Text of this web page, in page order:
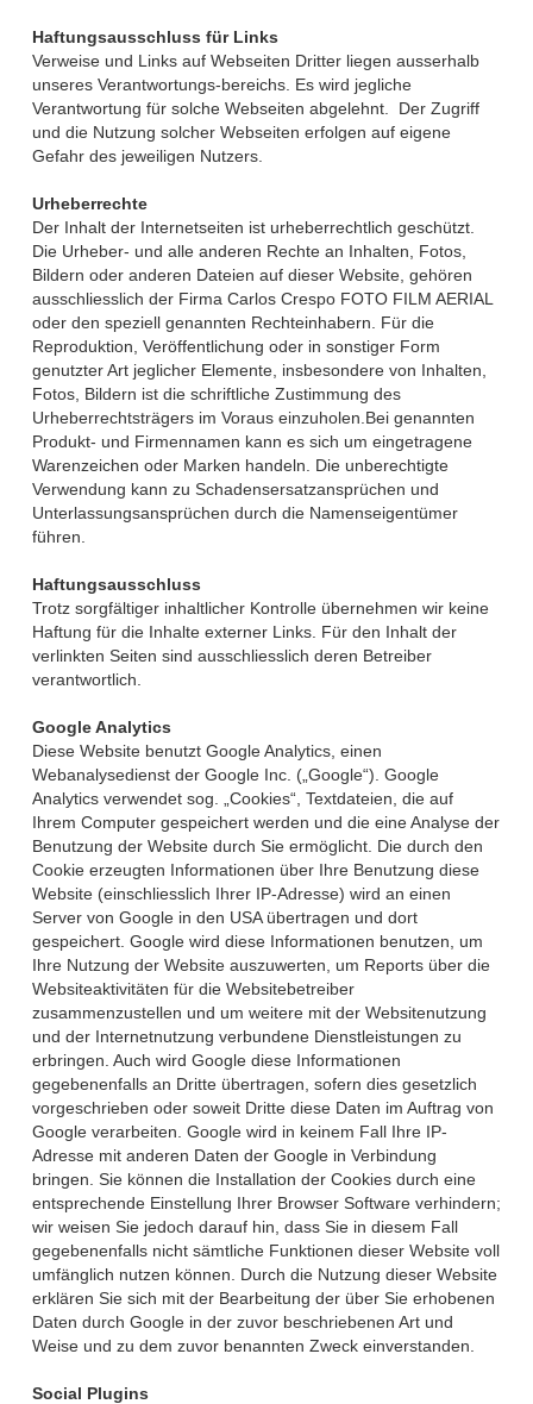
Haftungsausschluss für Links
Verweise und Links auf Webseiten Dritter liegen ausserhalb
unseres Verantwortungs-bereichs. Es wird jegliche
Verantwortung für solche Webseiten abgelehnt. Der Zugriff
und die Nutzung solcher Webseiten erfolgen auf eigene
Gefahr des jeweiligen Nutzers.
Urheberrechte
Der Inhalt der Internetseiten ist urheberrechtlich geschützt.
Die Urheber- und alle anderen Rechte an Inhalten, Fotos,
Bildern oder anderen Dateien auf dieser Website, gehören
ausschliesslich der Firma Carlos Crespo FOTO FILM AERIAL
oder den speziell genannten Rechteinhabern. Für die
Reproduktion, Veröffentlichung oder in sonstiger Form
genutzter Art jeglicher Elemente, insbesondere von Inhalten,
Fotos, Bildern ist die schriftliche Zustimmung des
Urheberrechtsträgers im Voraus einzuholen.Bei genannten
Produkt- und Firmennamen kann es sich um eingetragene
Warenzeichen oder Marken handeln. Die unberechtigte
Verwendung kann zu Schadensersatzansprüchen und
Unterlassungsansprüchen durch die Namenseigentümer
führen.
Haftungsausschluss
Trotz sorgfältiger inhaltlicher Kontrolle übernehmen wir keine
Haftung für die Inhalte externer Links. Für den Inhalt der
verlinkten Seiten sind ausschliesslich deren Betreiber
verantwortlich.
Google Analytics
Diese Website benutzt Google Analytics, einen
Webanalysedienst der Google Inc. („Google“). Google
Analytics verwendet sog. „Cookies“, Textdateien, die auf
Ihrem Computer gespeichert werden und die eine Analyse der
Benutzung der Website durch Sie ermöglicht. Die durch den
Cookie erzeugten Informationen über Ihre Benutzung diese
Website (einschliesslich Ihrer IP-Adresse) wird an einen
Server von Google in den USA übertragen und dort
gespeichert. Google wird diese Informationen benutzen, um
Ihre Nutzung der Website auszuwerten, um Reports über die
Websiteaktivitäten für die Websitebetreiber
zusammenzustellen und um weitere mit der Websitenutzung
und der Internetnutzung verbundene Dienstleistungen zu
erbringen. Auch wird Google diese Informationen
gegebenenfalls an Dritte übertragen, sofern dies gesetzlich
vorgeschrieben oder soweit Dritte diese Daten im Auftrag von
Google verarbeiten. Google wird in keinem Fall Ihre IP-
Adresse mit anderen Daten der Google in Verbindung
bringen. Sie können die Installation der Cookies durch eine
entsprechende Einstellung Ihrer Browser Software verhindern;
wir weisen Sie jedoch darauf hin, dass Sie in diesem Fall
gegebenenfalls nicht sämtliche Funktionen dieser Website voll
umfänglich nutzen können. Durch die Nutzung dieser Website
erklären Sie sich mit der Bearbeitung der über Sie erhobenen
Daten durch Google in der zuvor beschriebenen Art und
Weise und zu dem zuvor benannten Zweck einverstanden.
Social Plugins